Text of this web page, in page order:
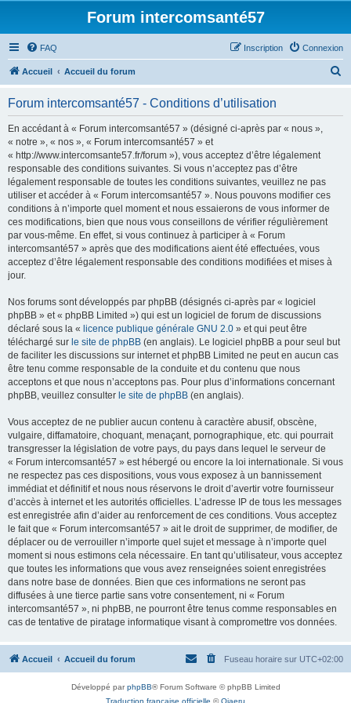
Forum intercomsanté57
FAQ Connexion
Inscription
Accueil Accueil du forum
Forum intercomsanté57 - Conditions d’utilisation
En accédant à « Forum intercomsanté57 » (désigné ci-après par « nous »,
« notre », « nos », « Forum intercomsanté57 » et
« http://www.intercomsante57.fr/forum »), vous acceptez d’être légalement
responsable des conditions suivantes. Si vous n’acceptez pas d’être
légalement responsable de toutes les conditions suivantes, veuillez ne pas
utiliser et accéder à « Forum intercomsanté57 ». Nous pouvons modifier ces
conditions à n’importe quel moment et nous essaierons de vous informer de
ces modifications, bien que nous vous conseillons de vérifier régulièrement
par vous-même. En effet, si vous continuez à participer à « Forum
intercomsanté57 » après que des modifications aient été effectuées, vous
acceptez d’être légalement responsable des conditions modifiées et mises à
jour.
Nos forums sont développés par phpBB (désignés ci-après par « logiciel
phpBB » et « phpBB Limited ») qui est un logiciel de forum de discussions
déclaré sous la « licence publique générale GNU 2.0 » et qui peut être
téléchargé sur le site de phpBB (en anglais). Le logiciel phpBB a pour seul but
de faciliter les discussions sur internet et phpBB Limited ne peut en aucun cas
être tenu comme responsable de la conduite et du contenu que nous
acceptons et que nous n’acceptons pas. Pour plus d’informations concernant
phpBB, veuillez consulter le site de phpBB (en anglais).
Vous acceptez de ne publier aucun contenu à caractère abusif, obscène,
vulgaire, diffamatoire, choquant, menaçant, pornographique, etc. qui pourrait
transgresser la législation de votre pays, du pays dans lequel le serveur de
« Forum intercomsanté57 » est hébergé ou encore la loi internationale. Si vous
ne respectez pas ces dispositions, vous vous exposez à un bannissement
immédiat et définitif et nous nous réservons le droit d’avertir votre fournisseur
d’accès à internet et les autorités officielles. L’adresse IP de tous les messages
est enregistrée afin d’aider au renforcement de ces conditions. Vous acceptez
le fait que « Forum intercomsanté57 » ait le droit de supprimer, de modifier, de
déplacer ou de verrouiller n’importe quel sujet et message à n’importe quel
moment si nous estimons cela nécessaire. En tant qu’utilisateur, vous acceptez
que toutes les informations que vous avez renseignées soient enregistrées
dans notre base de données. Bien que ces informations ne seront pas
diffusées à une tierce partie sans votre consentement, ni « Forum
intercomsanté57 », ni phpBB, ne pourront être tenus comme responsables en
cas de tentative de piratage informatique visant à compromettre vos données.
Accueil Accueil du forum Fuseau horaire sur UTC+02:00
Développé parphpBB® Forum Software © phpBB Limited
Traduction française officielle ©Qiaeru